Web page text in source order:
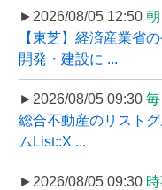
►2026/08/05 12:50
【東芝】経済産業省
開発・建設に ...
►2026/08/05 09:30
総合不動産のリスト
ムList::X ...
►2026/08/05 09:30